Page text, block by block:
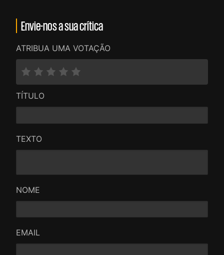
Envie-nos a sua crítica
ATRIBUA UMA VOTAÇÃO
TÍTULO
TEXTO
NOME
EMAIL